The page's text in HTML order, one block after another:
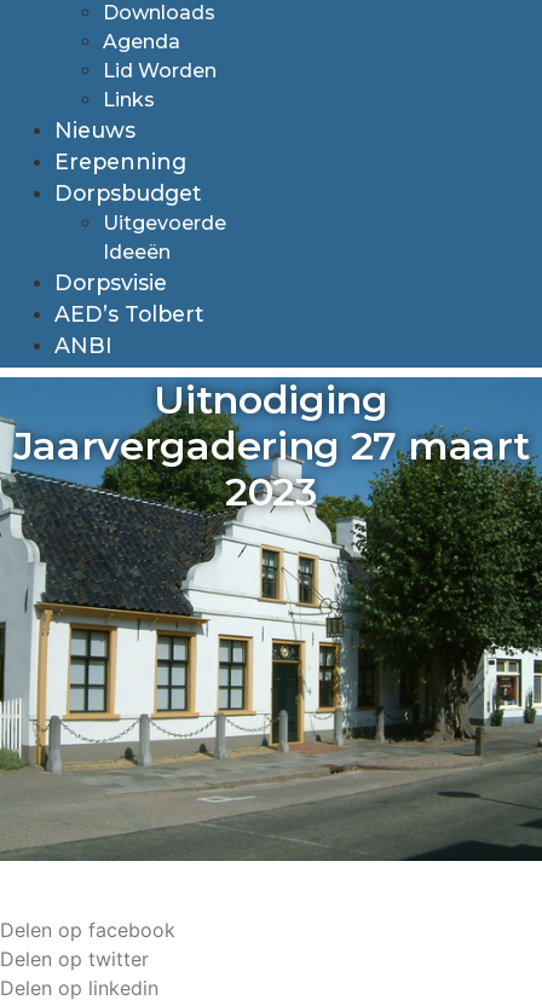
Downloads
Agenda
Lid Worden
Links
Nieuws
Erepenning
Dorpsbudget
Uitgevoerde
Ideeën
Dorpsvisie
AED’s Tolbert
ANBI
Uitnodiging
Jaarvergadering 27 maart
2023
Delen op facebook
Delen op twitter
Delen op linkedin